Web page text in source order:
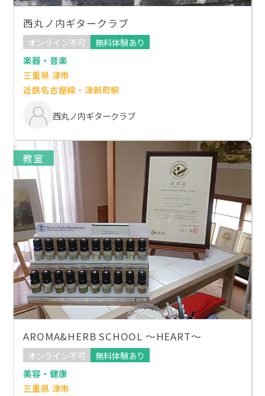
西丸ノ内ギタークラブ
オンライン不可
無料体験あり
楽器・音楽
三重県 津市
近鉄名古屋線・津新町駅
西丸ノ内ギタークラブ
教室
AROMA&HERB SCHOOL ～HEART～
オンライン不可
無料体験あり
美容・健康
三重県 津市